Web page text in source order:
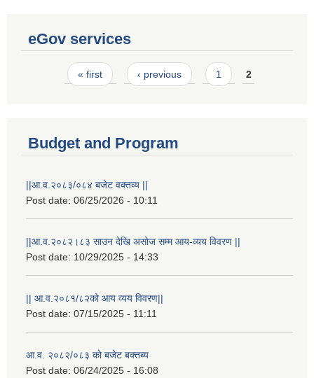
eGov services
Pages« first ‹ previous 1 2
Budget and Program
||आ.व.२०८३/०८४ बजेट वक्तव्य ||
Post date: 06/25/2026 - 10:11
||आ.व.२०८२।८३ साउन देखि असोज सम्म आय-व्यय विवरण ||
Post date: 10/29/2025 - 14:33
|| आ.व.२०८१/८२को आय व्यय विवरण||
Post date: 07/15/2025 - 11:11
आ.व. २०८२/०८३ को बजेट बक्तब्य
Post date: 06/24/2025 - 16:08